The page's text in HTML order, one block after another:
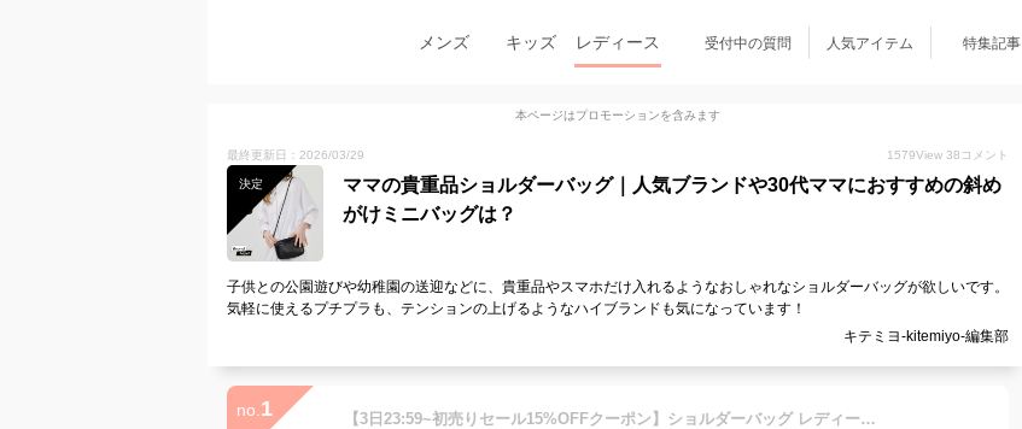
メンズ キッズ レディース 受付中の質問 人気アイテム 特集記事
本ページはプロモーションを含みます
最終更新日：2026/03/29 1579View 38 コメント
決定
ママの貴重品ショルダーバッグ｜人気ブランドや30代ママにおすすめの斜め
がけミニバッグは？
子供との公園遊びや幼稚園の送迎などに、貴重品やスマホだけ入れるようなおしゃれなショルダーバッグが欲しいです。
気軽に使えるプチプラも、テンションの上げるようなハイブランドも気になっています！
キテミヨ-kitemiyo-編集部
no. 1 【3日23:59~初売りセール15%OFFクーポン】ショルダーバッグ レディース 斜めがけ 軽い バッグ コンパクト 3ポケット 多収納 ポシェット 韓国バッグ ミニショルダーバッグ キルティングバッグ オールシーズン おしゃれ カジュアル 旅行バッグ 小さめ 通勤 軽量 横型 大人